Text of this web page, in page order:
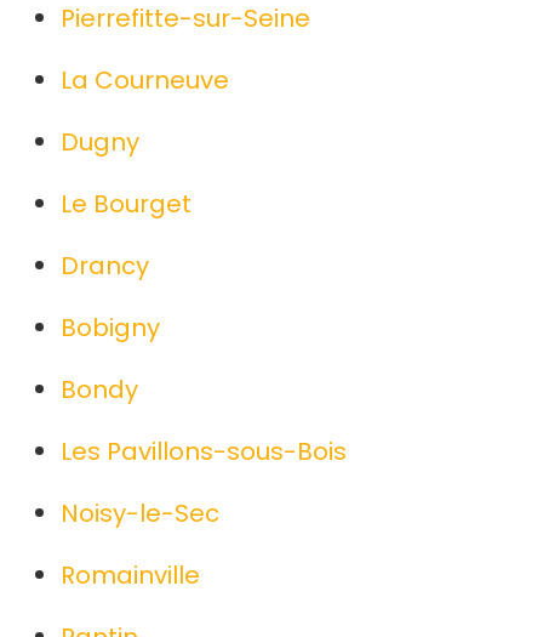
Pierrefitte-sur-Seine
La Courneuve
Dugny
Le Bourget
Drancy
Bobigny
Bondy
Les Pavillons-sous-Bois
Noisy-le-Sec
Romainville